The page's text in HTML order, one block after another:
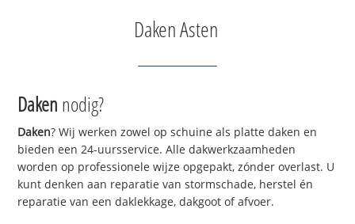
Daken Asten
Daken nodig?
Daken? Wij werken zowel op schuine als platte daken en
bieden een 24-uursservice. Alle dakwerkzaamheden
worden op professionele wijze opgepakt, zónder overlast. U
kunt denken aan reparatie van stormschade, herstel én
reparatie van een daklekkage, dakgoot of afvoer.